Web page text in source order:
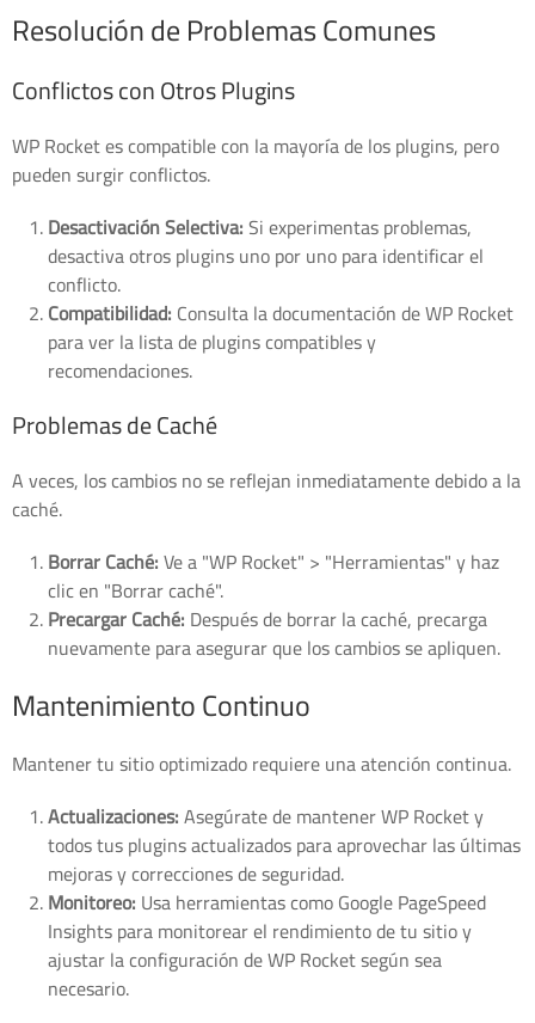
Resolución de Problemas Comunes
Conflictos con Otros Plugins
WP Rocket es compatible con la mayoría de los plugins, pero
pueden surgir conflictos.
Desactivación Selectiva:Si experimentas problemas,
desactiva otros plugins uno por uno para identificar el
conflicto.
Compatibilidad: Consulta la documentación de WP Rocket
para ver la lista de plugins compatibles y
recomendaciones.
Problemas de Caché
A veces, los cambios no se reflejan inmediatamente debido a la
caché.
Borrar Caché:Ve a "WP Rocket" > "Herramientas" y haz
clic en "Borrar caché".
Precargar Caché: Después de borrar la caché, precarga
nuevamente para asegurar que los cambios se apliquen.
Mantenimiento Continuo
Mantener tu sitio optimizado requiere una atención continua.
Actualizaciones:Asegúrate de mantener WP Rocket y
todos tus plugins actualizados para aprovechar las últimas
mejoras y correcciones de seguridad.
Monitoreo: Usa herramientas como Google PageSpeed
Insights para monitorear el rendimiento de tu sitio y
ajustar la configuración de WP Rocket según sea
necesario.